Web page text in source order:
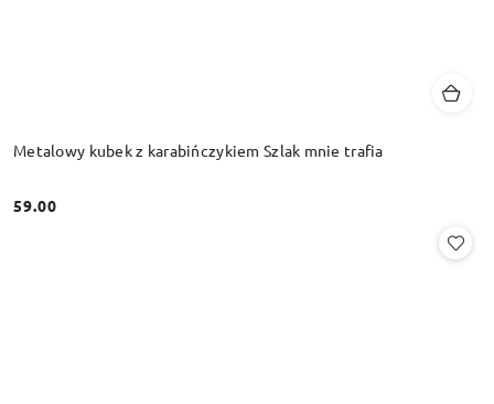
Metalowy kubek z karabińczykiem Szlak mnie trafia
Cena:
59.00